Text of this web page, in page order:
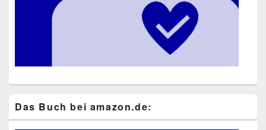
Das Buch bei ama​zon​.de: